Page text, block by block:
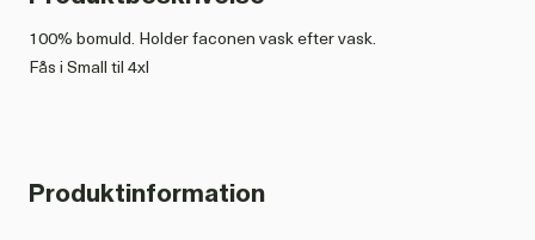
100% bomuld. Holder faconen vask efter vask.
Produktinformation